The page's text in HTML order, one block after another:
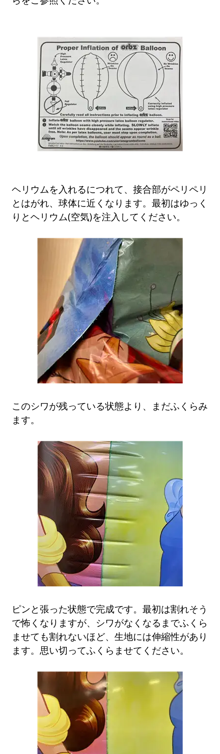
ヘリウムを入れるにつれて、接合部がペリペリ
とはがれ、球体に近くなります。最初はゆっく
りとヘリウム(空気)を注入してください。
このシワが残っている状態より、まだふくらみ
ます。
ピンと張った状態で完成です。最初は割れそう
で怖くなりますが、シワがなくなるまでふくら
ませても割れないほど、生地には伸縮性があり
ます。思い切ってふくらませてください。